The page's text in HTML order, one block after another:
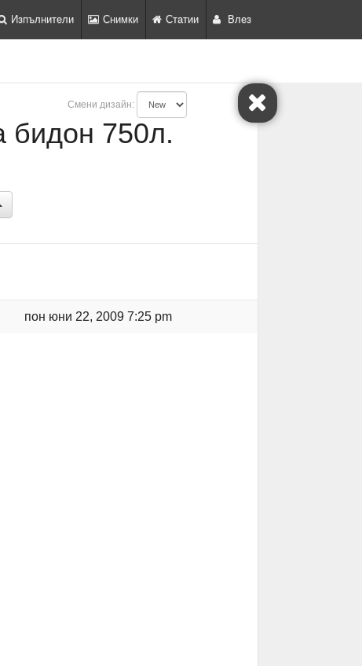
Изпълнители Снимки Статии Влез
Смени дизайн:
бидон 750л.
пон юни 22, 2009 7:25 pm